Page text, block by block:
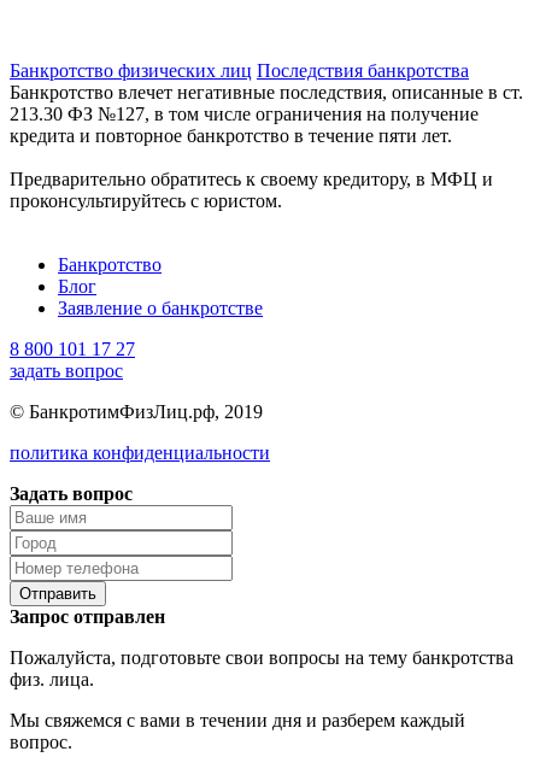
Банкротство физических лиц Последствия банкротства
Банкротство влечет негативные последствия, описанные в ст.
213.30 ФЗ №127, в том числе ограничения на получение
кредита и повторное банкротство в течение пяти лет.
Предварительно обратитесь к своему кредитору, в МФЦ и
проконсультируйтесь с юристом.
Банкротство
Блог
Заявление о банкротстве
8 800 101 17 27
задать вопрос
© БанкротимФизЛиц.рф, 2019
политика конфиденциальности
Задать вопрос
Отправить
Запрос отправлен
Пожалуйста, подготовьте свои вопросы на тему банкротства
физ. лица.
Мы свяжемся с вами в течении дня и разберем каждый
вопрос.